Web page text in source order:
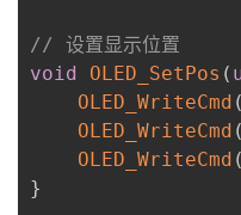
// 设置显示位置
void
OLED_SetPos (
OLED_WriteCmd (
OLED_WriteCmd (
OLED_WriteCmd (
}